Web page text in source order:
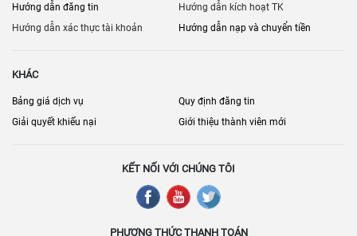
Hướng dẫn đăng tin
Hướng dẫn kích hoạt TK
Hướng dẫn xác thực tài khoản
Hướng dẫn nạp và chuyển tiền
KHÁC
Bảng giá dịch vụ
Quy định đăng tin
Giải quyết khiếu nại
Giới thiệu thành viên mới
KẾT NỐI VỚI CHÚNG TÔI
PHƯƠNG THỨC THANH TOÁN